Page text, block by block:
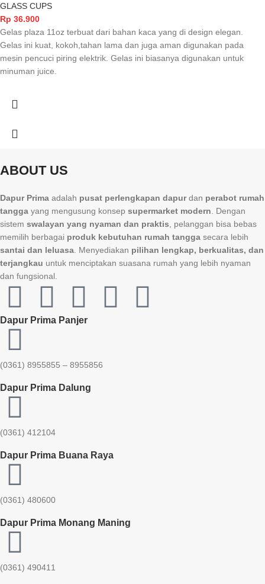
GLASS CUPS
Rp 36.900
Gelas plaza 11oz terbuat dari bahan kaca yang di design elegan.
Gelas ini kuat, kokoh,tahan lama dan juga aman digunakan pada
mesin pencuci piring elektrik. Gelas ini biasanya digunakan untuk
minuman juice.
ABOUT US
Dapur Prima adalah pusat perlengkapan dapurdan perabot rumah
tangga yang mengusung konsep supermarket modern . Dengan
sistem swalayan yang nyaman dan praktis , pelanggan bisa bebas
memilih berbagai produk kebutuhan rumah tangga secara lebih
santai dan leluasa . Menyediakan pilihan lengkap, berkualitas, dan
terjangkau untuk menciptakan suasana rumah yang lebih nyaman
dan fungsional.
Dapur Prima Panjer
(0361) 8955855 – 8955856​
Dapur Prima Dalung
(0361) 412104
Dapur Prima Buana Raya
(0361) 480600
Dapur Prima Monang Maning
(0361) 490411​